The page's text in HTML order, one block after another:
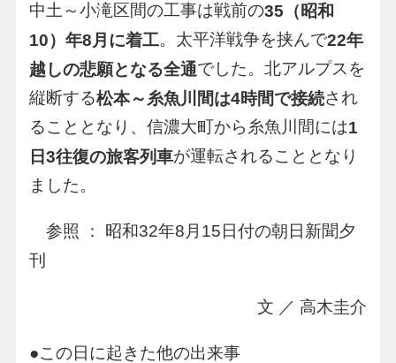
中土～小滝区間の工事は戦前の35（昭和
10）年8月に着工。太平洋戦争を挟んで22年
越しの悲願となる全通でした。北アルプスを
縦断する松本～糸魚川間は4時間で接続され
ることとなり、信濃大町から糸魚川間には1
日3往復の旅客列車が運転されることとなり
ました。
参照 ： 昭和32年8月15日付の朝日新聞夕
刊
文 ／ 高木圭介
●この日に起きた他の出来事